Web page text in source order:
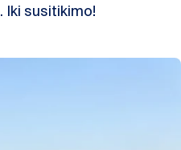
. Iki susitikimo!